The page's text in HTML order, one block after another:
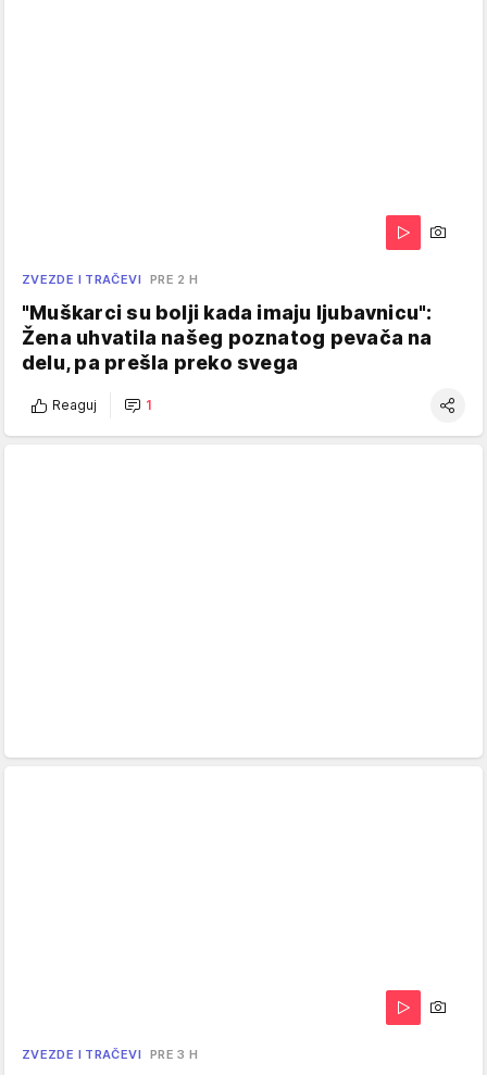
ZVEZDE I TRAČEVI PRE 2 H
"Muškarci su bolji kada imaju ljubavnicu":
Žena uhvatila našeg poznatog pevača na
delu, pa prešla preko svega
Reaguj 1
ZVEZDE I TRAČEVI PRE 3 H